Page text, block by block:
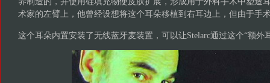
术家的左臂上，他曾经设想将这个耳朵移植到右耳边上，但由于手
这个耳朵内置安装了无线蓝牙麦装置，可以让Stelarc通过这个“额外